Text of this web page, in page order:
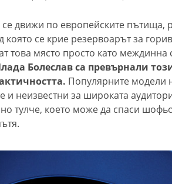
движи по европейските пътища,
се крие резервоарът за
това място просто като междинна
Болеслав са превърнали
Популярните модели
и неизвестни за широката
тулче, което може да спаси